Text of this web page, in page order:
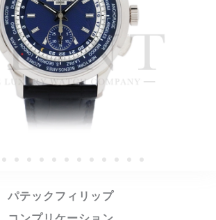
パテックフィリップ